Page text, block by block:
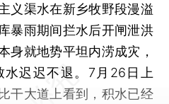
义渠水在新乡牧野段漫溢
暴雨期间拦水后开闸泄洪
身就地势平坦内涝成灾，
迟迟不退。7月26日上
干大道上看到，积水已经